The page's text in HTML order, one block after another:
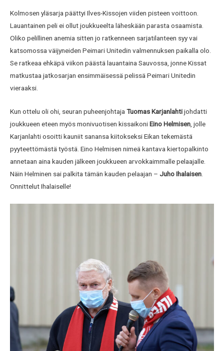
Kolmosen yläsarja päättyi Ilves-Kissojen viiden pisteen voittoon.
Lauantainen peli ei ollut joukkueelta läheskään parasta osaamista.
Oliko pelillinen anemia sitten jo ratkenneen sarjatilanteen syy vai
katsomossa väijyneiden Peimari Unitedin valmennuksen paikalla olo.
Se ratkeaa ehkäpä viikon päästä lauantaina Sauvossa, jonne Kissat
matkustaa jatkosarjan ensimmäisessä pelissä Peimari Unitedin
vieraaksi.
Kun ottelu oli ohi, seuran puheenjohtaja Tuomas Karjanlahtijohdatti
joukkueen eteen myös monivuotisen kissaikoniEinoHelmisen , jolle
Karjanlahti osoitti kauniit sanansa kiitokseksi Eikan tekemästä
pyyteettömästä työstä. Eino Helmisen nimeä kantava kiertopalkinto
annetaan aina kauden jälkeen joukkueen arvokkaimmalle pelaajalle.
Näin Helminen sai palkita tämän kauden pelaajan – Juho Ihalaisen
Onnittelut Ihalaiselle!